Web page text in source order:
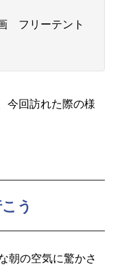
フリーテント
今回訪れた際の様
う
朝の空気に驚かさ